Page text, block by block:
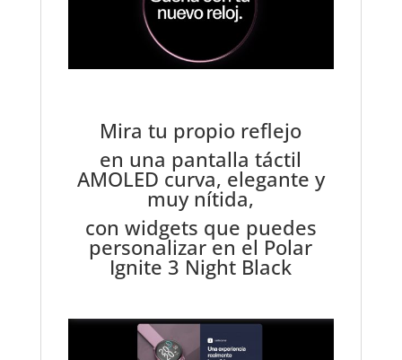
Mira tu propio reflejo
en una pantalla táctil
AMOLED curva, elegante y
muy nítida,
con widgets que puedes
personalizar en el Polar
Ignite 3 Night Black